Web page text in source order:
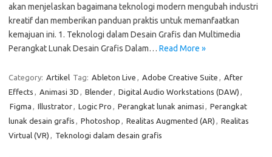
akan menjelaskan bagaimana teknologi modern mengubah industri
kreatif dan memberikan panduan praktis untuk memanfaatkan
kemajuan ini. 1. Teknologi dalam Desain Grafis dan Multimedia
Perangkat Lunak Desain Grafis Dalam… Read More »
Category: Artikel Tag: Ableton Live , Adobe Creative Suite , After
Effects , Animasi 3D , Blender, Digital Audio Workstations (DAW) ,
Figma , Illustrator, Logic Pro , Perangkat lunak animasi , Perangkat
lunak desain grafis , Photoshop , Realitas Augmented (AR) , Realitas
Virtual (VR) , Teknologi dalam desain grafis